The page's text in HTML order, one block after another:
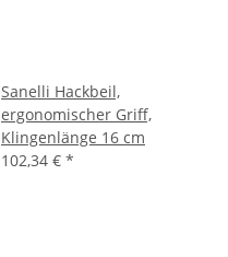
Sanelli Hackbeil,
ergonomischer Griff,
Klingenlänge 16 cm
102,34 € *